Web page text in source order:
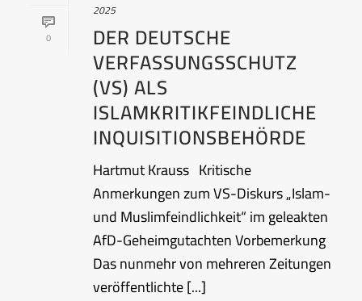
0
2025
DER DEUTSCHE
VERFASSUNGSSCHUTZ
(VS) ALS
ISLAMKRITIKFEINDLICHE
INQUISITIONSBEHÖRDE
Hartmut Krauss Kritische
Anmerkungen zum VS-Diskurs „Islam-
und Muslimfeindlichkeit“ im geleakten
AfD-Geheimgutachten Vorbemerkung
Das nunmehr von mehreren Zeitungen
veröffentlichte [...]